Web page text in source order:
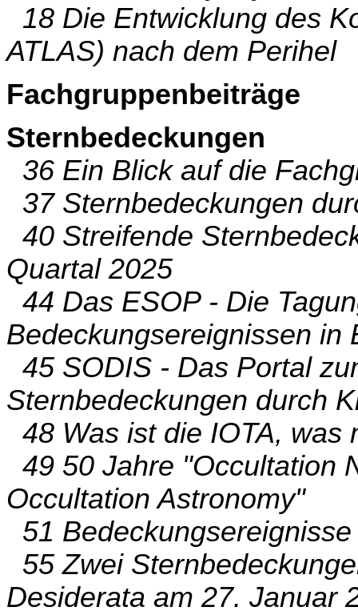
18 Die Entwicklung des
ATLAS) nach dem Perihel
Fachgruppenbeiträge
Sternbedeckungen
36 Ein Blick auf die
37 Sternbedeckungen
40 Streifende
Quartal 2025
44 Das ESOP - Die
Bedeckungsereignissen in
45 SODIS - Das Portal
Sternbedeckungen durch
48 Was ist die IOTA, was
49 50 Jahre "Occultation
Occultation Astronomy"
51
55 Zwei
Desiderata am 27. Januar